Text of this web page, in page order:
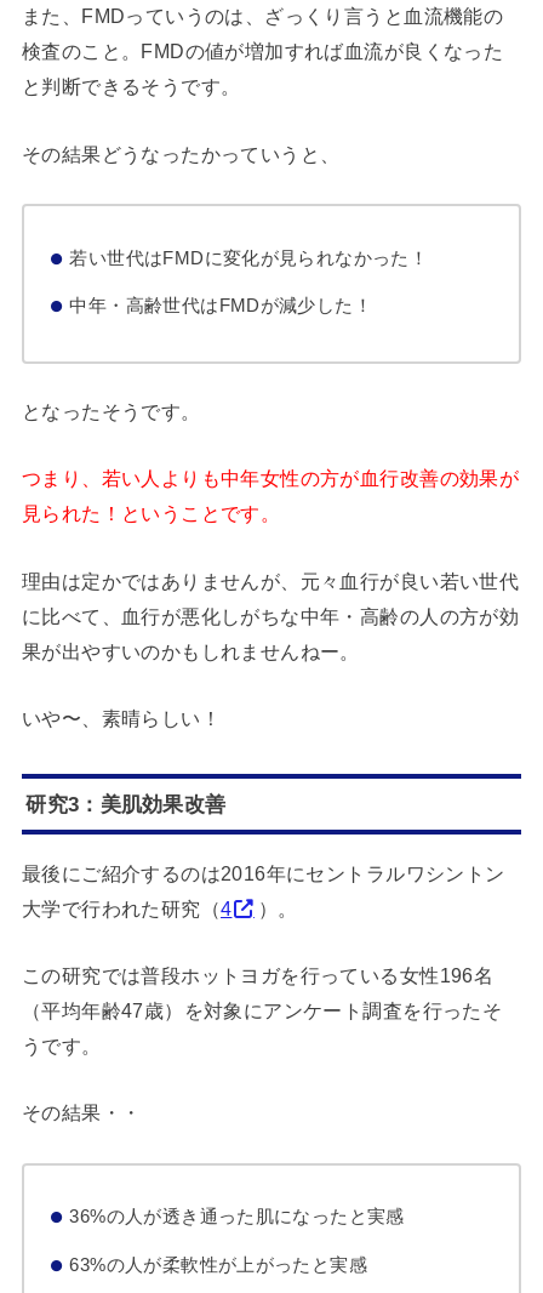
また、FMDっていうのは、ざっくり言うと血流機能の
検査のこと。FMDの値が増加すれば血流が良くなった
と判断できるそうです。
その結果どうなったかっていうと、
若い世代はFMDに変化が見られなかった！
中年・高齢世代はFMDが減少した！
となったそうです。
つまり、若い人よりも中年女性の方が血行改善の効果が
見られた！ということです。
理由は定かではありませんが、元々血行が良い若い世代
に比べて、血行が悪化しがちな中年・高齢の人の方が効
果が出やすいのかもしれませんねー。
いや〜、素晴らしい！
研究3：美肌効果改善
最後にご紹介するのは2016年にセントラルワシントン
大学で行われた研究（4 ）。
この研究では普段ホットヨガを行っている女性196名
（平均年齢47歳）を対象にアンケート調査を行ったそ
うです。
その結果・・
36%の人が透き通った肌になったと実感
63%の人が柔軟性が上がったと実感